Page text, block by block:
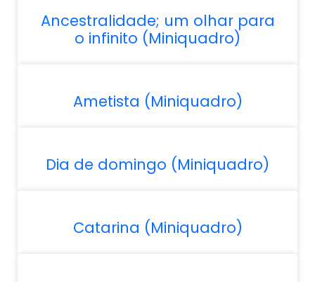
Ancestralidade; um olhar para
o infinito (Miniquadro)
Ametista (Miniquadro)
Dia de domingo (Miniquadro)
Catarina (Miniquadro)